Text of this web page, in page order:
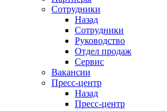
Сотрудники
Назад
Сотрудники
Руководство
Отдел продаж
Сервис
Вакансии
Пресс-центр
Назад
Пресс-центр